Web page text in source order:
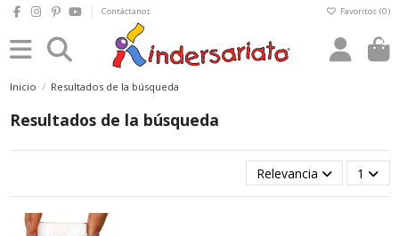
Contáctanos Favoritos (0)
0
Inicio Resultados de la búsqueda
Resultados de la búsqueda
Relevancia 1